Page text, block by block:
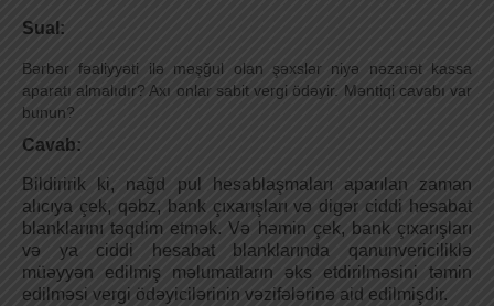
Sual:
Bərbər fəaliyyəti ilə məşğul olan şəxslər niyə nəzarət kassa
aparatı almalıdır? Axı onlar sabit vergi ödəyir. Məntiqi cavabı var
bunun?
Cavab:
Bildiririk ki, nağd pul hesablaşmaları aparılan zaman
alıcıya çek, qəbz, bank çıxarışları və digər ciddi hesabat
blanklarını təqdim etmək. Və həmin çek, bank çıxarışları
və ya ciddi hesabat blanklarında qanunvericiliklə
müəyyən edilmiş məlumatların əks etdirilməsini təmin
edilməsi vergi ödəyicilərinin vəzifələrinə aid edilmişdir.